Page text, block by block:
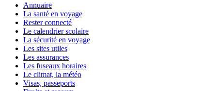
Annuaire
La santé en voyage
Rester connecté
Le calendrier scolaire
La sécurité en voyage
Les sites utiles
Les assurances
Les fuseaux horaires
Le climat, la météo
Visas, passeports